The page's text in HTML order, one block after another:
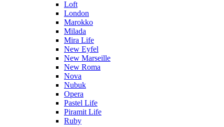
Loft
London
Marokko
Milada
Mira Life
New Eyfel
New Marseille
New Roma
Nova
Nubuk
Opera
Pastel Life
Piramit Life
Ruby